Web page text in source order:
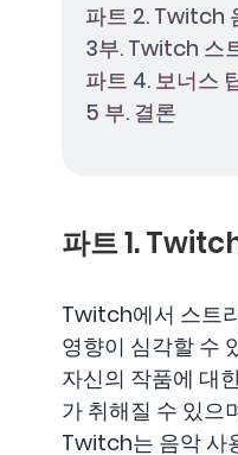
파트 2. Twitch
3부. Twitch 스
파트 4. 보너스
5 부. 결론
파트 1.
Twitch에서 스트
영향이 심각할 수
자신의 작품에 대
가 취해질 수 있으
Twitch는 음악 사